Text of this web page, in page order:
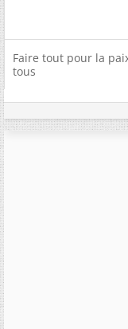
Faire tout pour la
tous